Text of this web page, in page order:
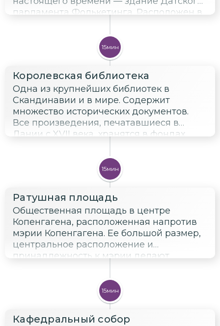
парламента Фолькетинга. Расположен в
острове Слотсхольмен.
15мин
Королевская библиотека
Одна из крупнейших библиотек в
Скандинавии и в мире. Содержит
множество исторических документов.
Все произведения, печатавшиеся в
Дании с XVII века, хранятся в фондах
15мин
Ратушная площадь
Общественная площадь в центре
Копенгагена, расположенная напротив
мэрии Копенгагена. Ее большой размер,
центральное расположение и
принадлежность к мэрии делают
проведения различных мероприятий,
праздников и демонстраций.
15мин
Кафедральный собор